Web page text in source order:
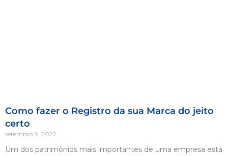
Como fazer o Registro da sua Marca do jeito
certo
setembro 9, 2022
Um dos patrimônios mais importantes de uma empresa está